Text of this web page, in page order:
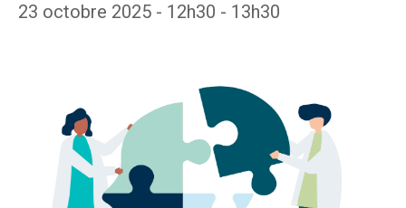
23 octobre 2025 - 12h30 - 13h30